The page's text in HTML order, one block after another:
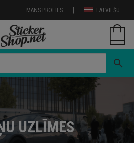
LATVIEŠU
|
MANS PROFILS
search
UZLĪMES